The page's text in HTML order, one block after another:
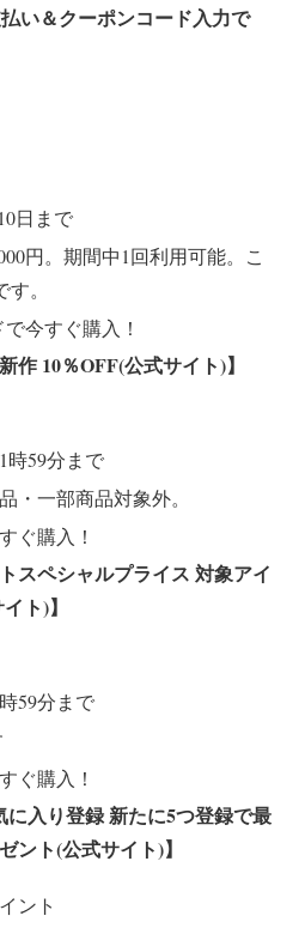
い＆クーポンコード入力で
日まで
円。期間中1回利用可能。こ
。
今すぐ購入！
作 10％OFF(公式サイト)】
時59分まで
・一部商品対象外。
ぐ購入！
スペシャルプライス 対象アイ
ト)】
59分まで
ぐ購入！
に入り登録 新たに5つ登録で最
ント(公式サイト)】
ント